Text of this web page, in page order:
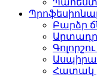
Պրոֆեսիոնալ
Բարձր
Հատակ